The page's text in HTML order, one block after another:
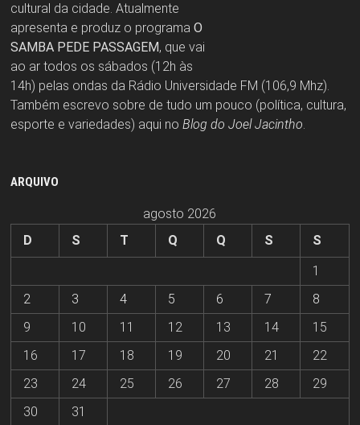
cultural da cidade. Atualmente
apresenta e produz o programa O
SAMBA PEDE PASSAGEM, que vai
ao ar todos os sábados (12h às
14h) pelas ondas da Rádio Universidade FM (106,9 Mhz).
Também escrevo sobre de tudo um pouco (política, cultura,
esporte e variedades) aqui no Blog do Joel Jacintho.
ARQUIVO
agosto 2026
D
S T Q Q S
S
1
2
3 4 5 6 7
8
9
10 11 12 13 14
15
16
17 18 19 20 21
22
23
24 25 26 27 28
29
30
31